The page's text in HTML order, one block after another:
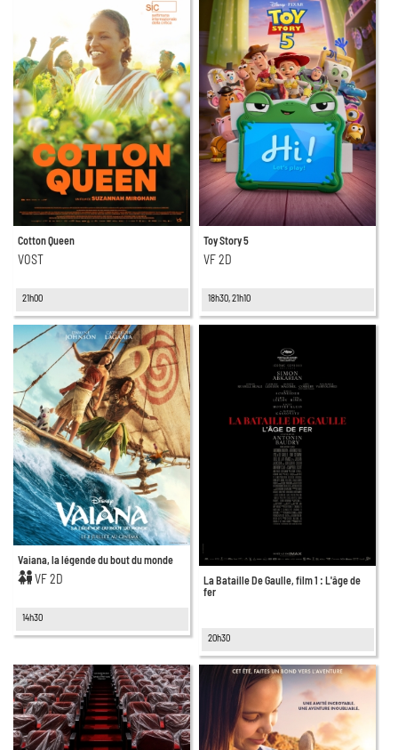
Cotton Queen
VOST
21h00
Toy Story 5
VF 2D
18h30, 21h10
Vaiana, la légende du bout du monde
VF 2D
14h30
La Bataille De Gaulle, film 1 : L'âge de
fer
20h30